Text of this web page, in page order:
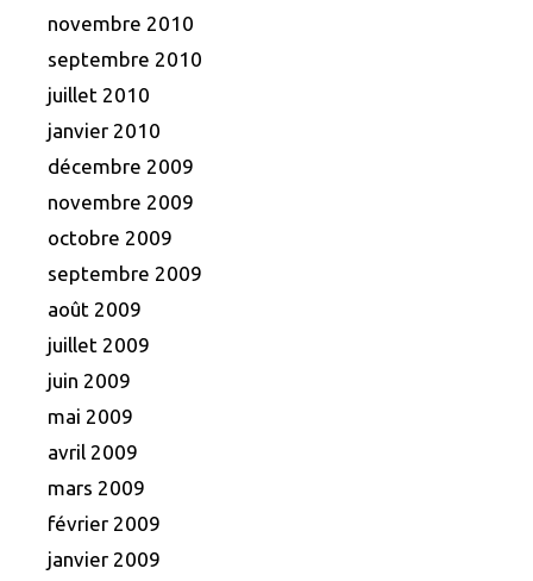
novembre 2010
septembre 2010
juillet 2010
janvier 2010
décembre 2009
novembre 2009
octobre 2009
septembre 2009
août 2009
juillet 2009
juin 2009
mai 2009
avril 2009
mars 2009
février 2009
janvier 2009